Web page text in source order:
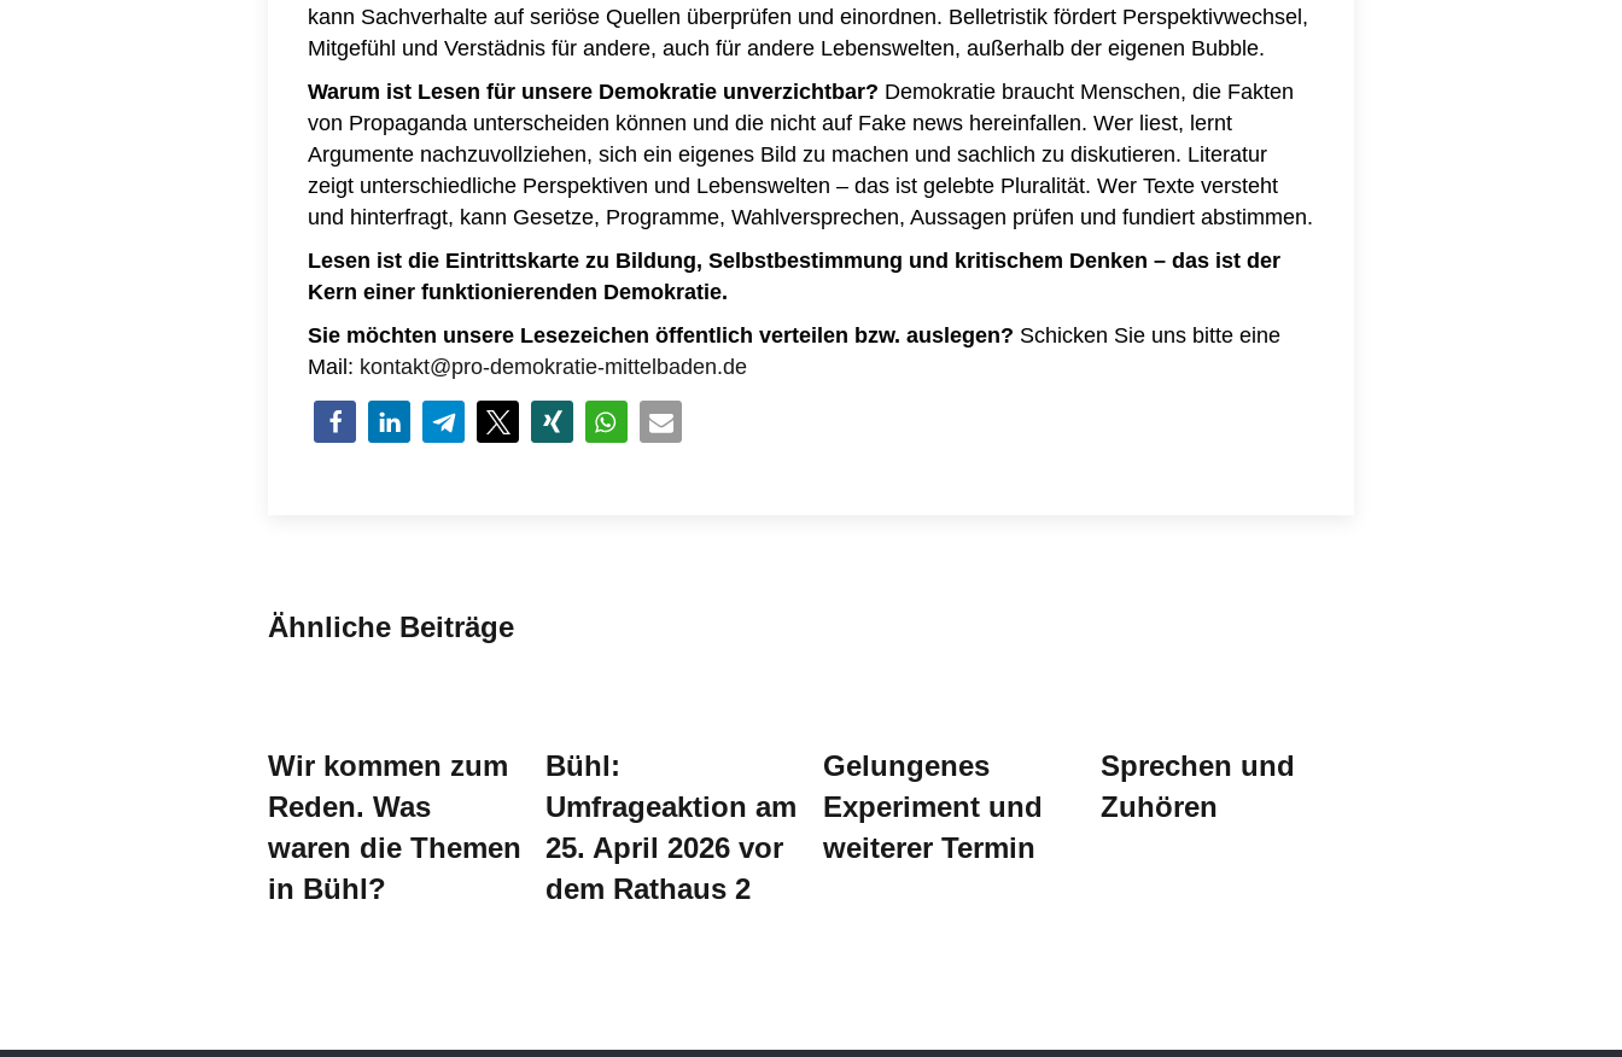
kann Sachverhalte auf seriöse Quellen überprüfen und einordnen. Belletristik fördert Perspektivwechsel,
Mitgefühl und Verstädnis für andere, auch für andere Lebenswelten, außerhalb der eigenen Bubble.
Warum ist Lesen für unsere Demokratie unverzichtbar? Demokratie braucht Menschen, die Fakten
von Propaganda unterscheiden können und die nicht auf Fake news hereinfallen. Wer liest, lernt
Argumente nachzuvollziehen, sich ein eigenes Bild zu machen und sachlich zu diskutieren. Literatur
zeigt unterschiedliche Perspektiven und Lebenswelten – das ist gelebte Pluralität. Wer Texte versteht
und hinterfragt, kann Gesetze, Programme, Wahlversprechen, Aussagen prüfen und fundiert abstimmen.
Lesen ist die Eintrittskarte zu Bildung, Selbstbestimmung und kritischem Denken – das ist der
Kern einer funktionierenden Demokratie.
Sie möchten unsere Lesezeichen öffentlich verteilen bzw. auslegen? Schicken Sie uns bitte eine
Mail: kontakt@pro-demokratie-mittelbaden.de
Ähnliche Beiträge
Wir kommen zum
Reden. Was
waren die Themen
in Bühl?
Bühl:
Umfrageaktion am
25. April 2026 vor
dem Rathaus 2
Gelungenes
Experiment und
weiterer Termin
Sprechen und
Zuhören